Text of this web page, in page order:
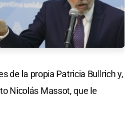
de la propia Patricia Bullrich y,
Nicolás Massot, que le